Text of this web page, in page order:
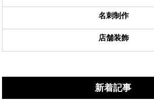
名刺制作
店舗装飾
新着記事